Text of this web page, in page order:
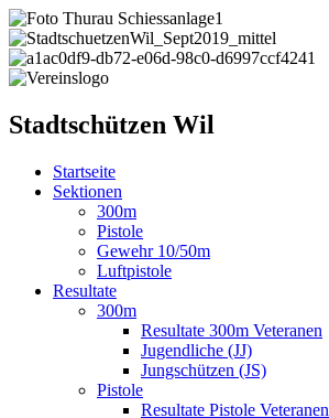
Stadtschützen Wil
Startseite
Sektionen
300m
Pistole
Gewehr 10/50m
Luftpistole
Resultate
300m
Resultate 300m Veteranen
Jugendliche (JJ)
Jungschützen (JS)
Pistole
Resultate Pistole Veteranen